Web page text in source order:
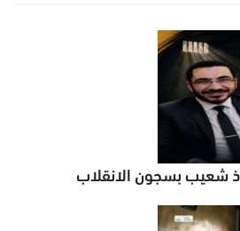
شعيب بسجون الانقلاب